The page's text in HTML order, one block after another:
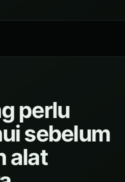
perlu
sebelum
alat